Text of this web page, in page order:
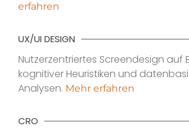
erfahren
UX/UI DESIGN
Nutzerzentriertes Screendesign auf
kognitiver Heuristiken und
Analysen. Mehr erfahren
CRO